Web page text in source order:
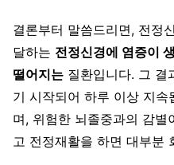
결론부터 말씀드리면, 전정
달하는 전정신경에 염증이
떨어지는 질환입니다. 그 결
기 시작되어 하루 이상 지
며, 위험한 뇌졸중과의 감
고 전정재활을 하면 대부분